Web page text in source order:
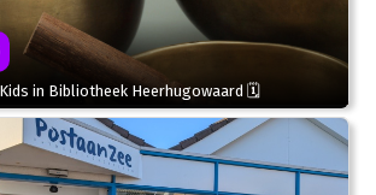
in Bibliotheek Heerhugowaard 🗓